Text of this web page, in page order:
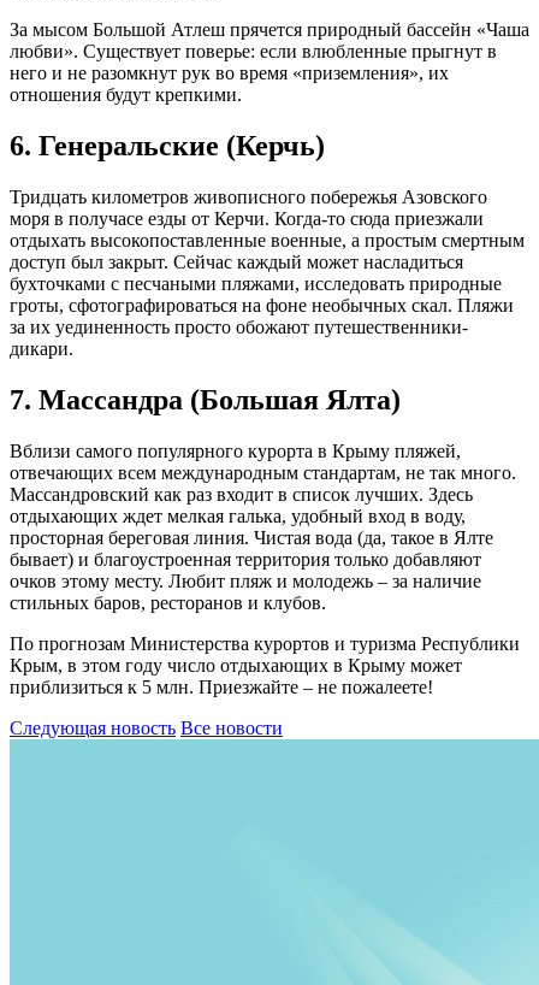
За мысом Большой Атлеш прячется природный бассейн «Чаша
любви». Существует поверье: если влюбленные прыгнут в
него и не разомкнут рук во время «приземления», их
отношения будут крепкими.
6. Генеральские (Керчь)
Тридцать километров живописного побережья Азовского
моря в получасе езды от Керчи. Когда-то сюда приезжали
отдыхать высокопоставленные военные, а простым смертным
доступ был закрыт. Сейчас каждый может насладиться
бухточками с песчаными пляжами, исследовать природные
гроты, сфотографироваться на фоне необычных скал. Пляжи
за их уединенность просто обожают путешественники-
дикари.
7. Массандра (Большая Ялта)
Вблизи самого популярного курорта в Крыму пляжей,
отвечающих всем международным стандартам, не так много.
Массандровский как раз входит в список лучших. Здесь
отдыхающих ждет мелкая галька, удобный вход в воду,
просторная береговая линия. Чистая вода (да, такое в Ялте
бывает) и благоустроенная территория только добавляют
очков этому месту. Любит пляж и молодежь – за наличие
стильных баров, ресторанов и клубов.
По прогнозам Министерства курортов и туризма Республики
Крым, в этом году число отдыхающих в Крыму может
приблизиться к 5 млн. Приезжайте – не пожалеете!
Следующая новость Все новости